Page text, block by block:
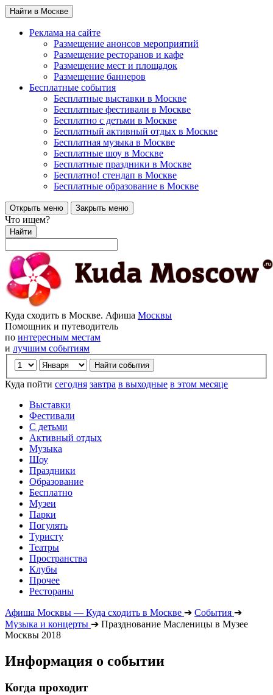
Найти в Москве
Реклама на сайте
Размещение анонсов мероприятий
Размещение ресторанов и кафе
Размещение мест и площадок
Размещение баннеров
Бесплатные события
Бесплатные выставки в Москве
Бесплатные фестивали в Москве
Бесплатно с детьми в Москве
Бесплатный активный отдых в Москве
Бесплатная музыка в Москве
Бесплатные шоу в Москве
Бесплатные праздники в Москве
Бесплатно! стендап в Москве
Бесплатные образование в Москве
Открыть меню Закрыть меню
Что ищем?
Найти
Куда сходить в Москве. Афиша Москвы
Помощник и путеводитель
по интересным местам
и лучшим событиям
Куда пойти сегодня завтра в выходные в этом месяце
Выставки
Фестивали
С детьми
Активный отдых
Музыка
Шоу
Праздники
Образование
Бесплатно
Музеи
Парки
Погулять
Туристу
Театры
Пространства
Клубы
Прочее
Рестораны
Афиша Москвы — Куда сходить в Москве ➔ События ➔
Музыка и концерты ➔ Празднование Масленицы в Музее
Москвы 2018
Информация о событии
Когда проходит